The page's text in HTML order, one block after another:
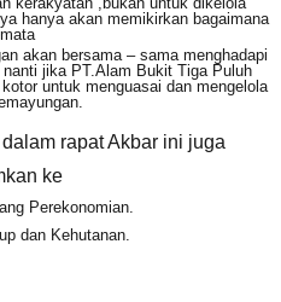
hanya akan memikirkan bagaimana
akan bersama – sama menghadapi
jika PT.Alam Bukit Tiga Puluh
untuk menguasai dan mengelola
rapat Akbar ini juga
ke
Perekonomian.
dan Kehutanan.